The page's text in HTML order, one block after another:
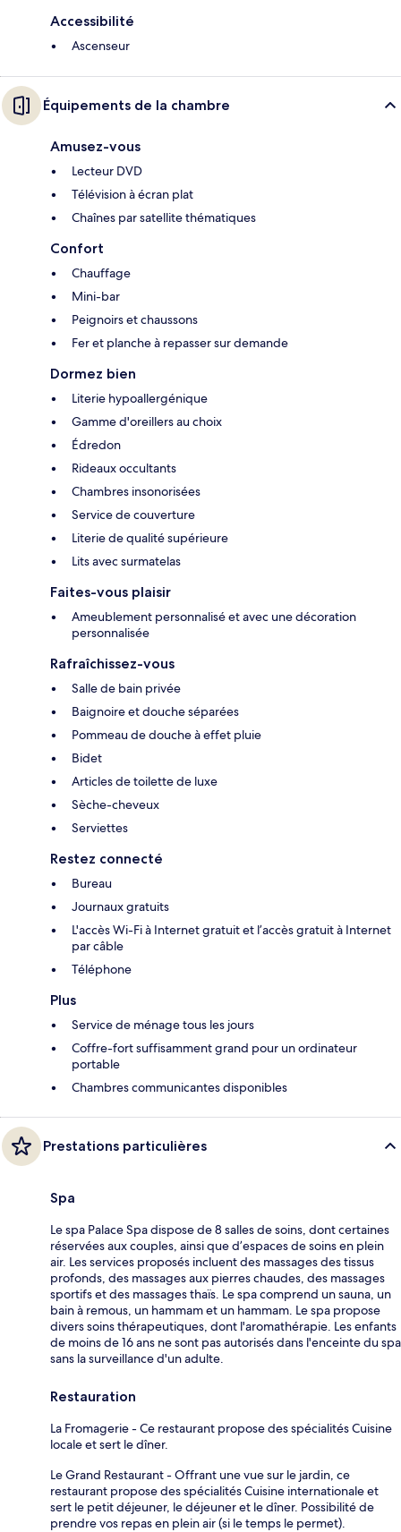
Accessibilité
Ascenseur
Équipements de la chambre
Amusez-vous
Lecteur DVD
Télévision à écran plat
Chaînes par satellite thématiques
Confort
Chauffage
Mini-bar
Peignoirs et chaussons
Fer et planche à repasser sur demande
Dormez bien
Literie hypoallergénique
Gamme d'oreillers au choix
Édredon
Rideaux occultants
Chambres insonorisées
Service de couverture
Literie de qualité supérieure
Lits avec surmatelas
Faites-vous plaisir
Ameublement personnalisé et avec une décoration
personnalisée
Rafraîchissez-vous
Salle de bain privée
Baignoire et douche séparées
Pommeau de douche à effet pluie
Bidet
Articles de toilette de luxe
Sèche-cheveux
Serviettes
Restez connecté
Bureau
Journaux gratuits
L'accès Wi-Fi à Internet gratuit et l’accès gratuit à Internet
par câble
Téléphone
Plus
Service de ménage tous les jours
Coffre-fort suffisamment grand pour un ordinateur
portable
Chambres communicantes disponibles
Prestations particulières
Spa
Le spa Palace Spa dispose de 8 salles de soins, dont certaines
réservées aux couples, ainsi que d’espaces de soins en plein
air. Les services proposés incluent des massages des tissus
profonds, des massages aux pierres chaudes, des massages
sportifs et des massages thaïs. Le spa comprend un sauna, un
bain à remous, un hammam et un hammam. Le spa propose
divers soins thérapeutiques, dont l'aromathérapie. Les enfants
de moins de 16 ans ne sont pas autorisés dans l'enceinte du spa
sans la surveillance d'un adulte.
Restauration
La Fromagerie - Ce restaurant propose des spécialités Cuisine
locale et sert le dîner.
Le Grand Restaurant - Offrant une vue sur le jardin, ce
restaurant propose des spécialités Cuisine internationale et
sert le petit déjeuner, le déjeuner et le dîner. Possibilité de
prendre vos repas en plein air (si le temps le permet).